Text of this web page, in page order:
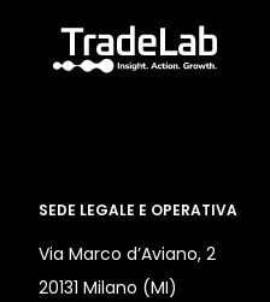
SEDE LEGALE E OPERATIVA
Via Marco d’Aviano, 2
20131 Milano (MI)